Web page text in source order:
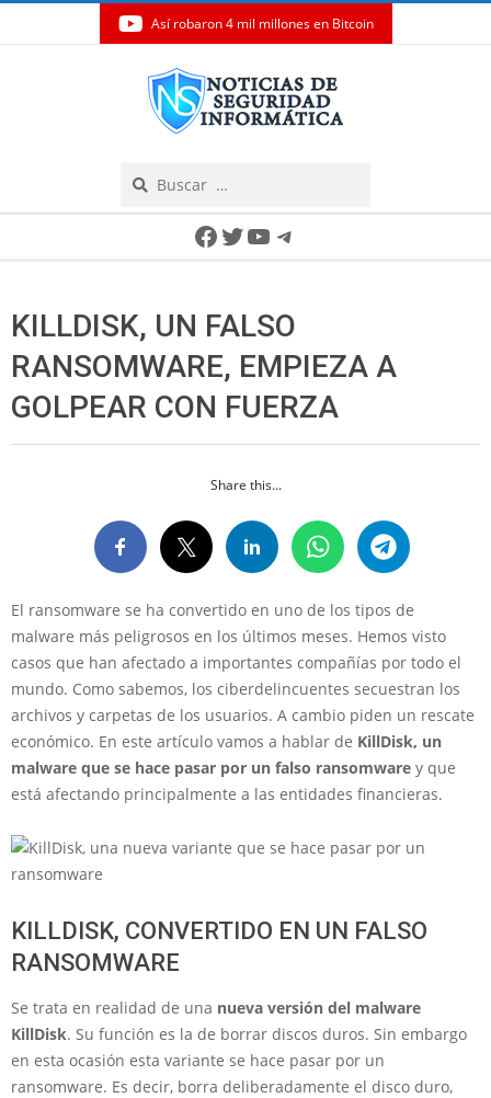
Así robaron 4 mil millones en Bitcoin
Facebook
Twitter
YouTube
Telegram
KILLDISK, UN FALSO
RANSOMWARE, EMPIEZA A
GOLPEAR CON FUERZA
Share this...
El ransomware se ha convertido en uno de los tipos de
malware más peligrosos en los últimos meses. Hemos visto
casos que han afectado a importantes compañías por todo el
mundo. Como sabemos, los ciberdelincuentes secuestran los
archivos y carpetas de los usuarios. A cambio piden un rescate
económico. En este artículo vamos a hablar de KillDisk, un
malware que se hace pasar por un falso ransomware y que
está afectando principalmente a las entidades financieras.
KILLDISK, CONVERTIDO EN UN FALSO
RANSOMWARE
Se trata en realidad de una nueva versión del malware
KillDisk. Su función es la de borrar discos duros. Sin embargo
en esta ocasión esta variante se hace pasar por un
ransomware. Es decir, borra deliberadamente el disco duro,